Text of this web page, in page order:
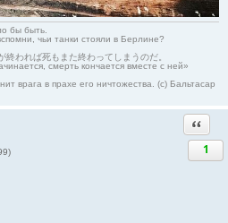
бы быть.
чьи танки стояли в Берлине?
われば死もまた終わってしまうのだ。
смерть кончается вместе с ней»
врага в прахе его ничтожества. (с) Бальтасар
1